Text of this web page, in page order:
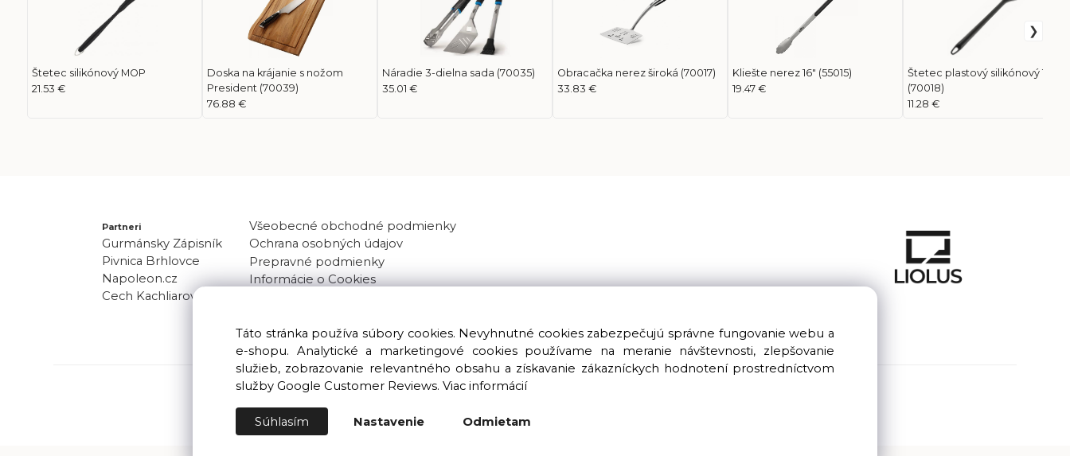
Štetec silikónový MOP
21.53 €
Doska na krájanie s nožom
President (70039)
76.88 €
Náradie 3-dielna sada (70035)
35.01 €
Obracačka nerez široká (70017)
33.83 €
Kliešte nerez 16" (55015)
19.47 €
Štetec plastový silikónový 14
(70018)
11.28 €
Partneri
Gurmánsky Zápisník
Pivnica Brhlovce
Napoleon.cz
Cech Kachliarov
Všeobecné obchodné podmienky
Ochrana osobných údajov
Prepravné podmienky
Informácie o Cookies
Copyright © 2016 – 2026 LIOLUS s.r.o. Všetky práva vyhradené.
Ku Bratke 11, Levice, 934 05
Táto stránka používa súbory cookies. Nevyhnutné cookies zabezpečujú správne fungovanie webu a
e-shopu. Analytické a marketingové cookies používame na meranie návštevnosti, zlepšovanie
služieb, zobrazovanie relevantného obsahu a získavanie zákazníckych hodnotení prostredníctvom
služby Google Customer Reviews. Viac informácií
Súhlasím Nastavenie Odmietam